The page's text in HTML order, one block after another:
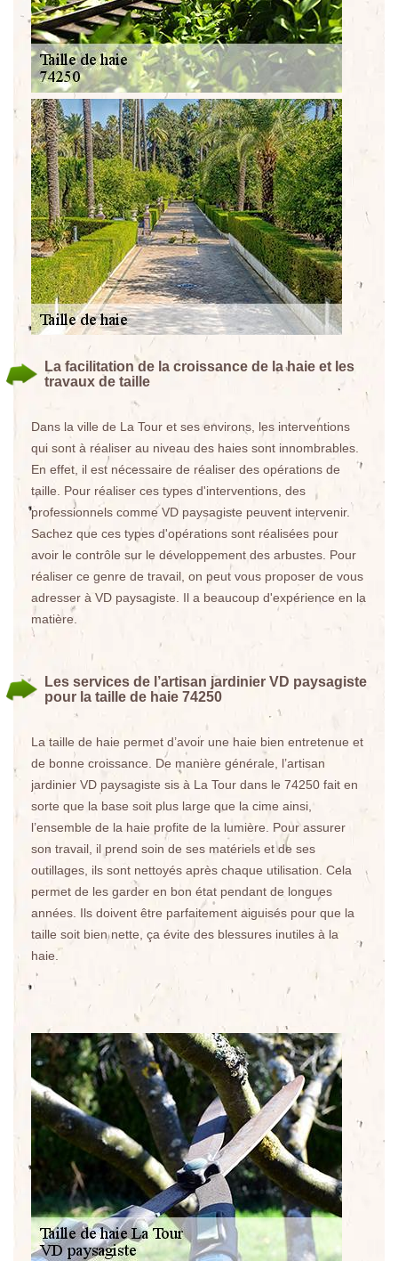
La facilitation de la croissance de la haie et les
travaux de taille
Dans la ville de La Tour et ses environs, les interventions
qui sont à réaliser au niveau des haies sont innombrables.
En effet, il est nécessaire de réaliser des opérations de
taille. Pour réaliser ces types d'interventions, des
professionnels comme VD paysagiste peuvent intervenir.
Sachez que ces types d'opérations sont réalisées pour
avoir le contrôle sur le développement des arbustes. Pour
réaliser ce genre de travail, on peut vous proposer de vous
adresser à VD paysagiste. Il a beaucoup d'expérience en la
matière.
Les services de l’artisan jardinier VD paysagiste
pour la taille de haie 74250
La taille de haie permet d’avoir une haie bien entretenue et
de bonne croissance. De manière générale, l’artisan
jardinier VD paysagiste sis à La Tour dans le 74250 fait en
sorte que la base soit plus large que la cime ainsi,
l’ensemble de la haie profite de la lumière. Pour assurer
son travail, il prend soin de ses matériels et de ses
outillages, ils sont nettoyés après chaque utilisation. Cela
permet de les garder en bon état pendant de longues
années. Ils doivent être parfaitement aiguisés pour que la
taille soit bien nette, ça évite des blessures inutiles à la
haie.